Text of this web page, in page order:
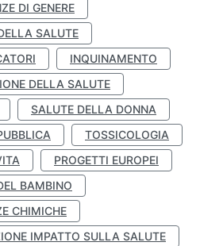
DI GENERE
SALUTE
INQUINAMENTO
DELLA SALUTE
SALUTE DELLA DONNA
TOSSICOLOGIA
PROGETTI EUROPEI
BAMBINO
CHIMICHE
IMPATTO SULLA SALUTE